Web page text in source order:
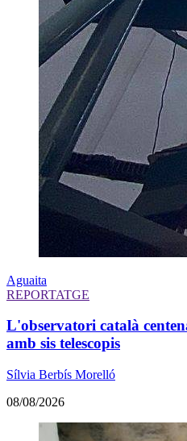
Aguaita
REPORTATGE
L'observatori català
amb sis telescopis
Sílvia Berbís Morelló
08/08/2026